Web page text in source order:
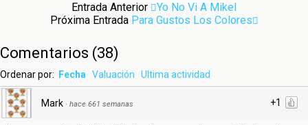
Entrada Anterior
Yo No Vi A Mikel
Próxima Entrada Para Gustos Los Colores
Comentarios (38)
Ordenar por: Fecha Valuación Ultima actividad
+1
Mark · hace 661 semanas